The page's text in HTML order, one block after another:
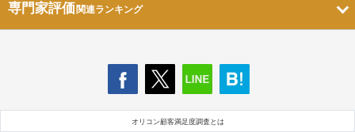
専門家評価関連ランキング
オリコン顧客満足度調査とは